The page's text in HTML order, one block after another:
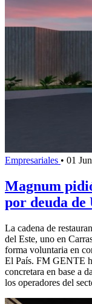
Empresariales • 01
Magnum
por deuda de
La cadena de
del Este, uno en
forma voluntaria en
El País. FM GENTE
concretara en base a
los operadores del